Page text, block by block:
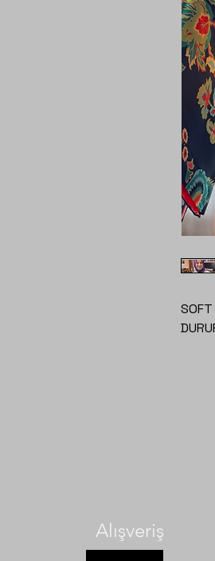
SOFT
Alışveriş